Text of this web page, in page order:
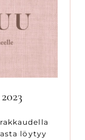
löytyy